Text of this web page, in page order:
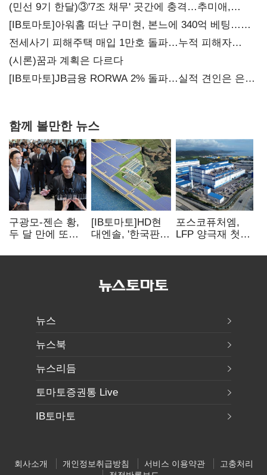
(민선 9기 한달)③'7조 채무' 곳간에 충격…추미애,
20년만에 '비상재정' 선언 승부수
[IB토마토]아워홈 떠난 구미현, 본느에 340억 베팅…
가족 지배체제 구축
전세사기 피해주택 매입 1만호 돌파…누적 피해자
4만278명
(시론)꿈과 계획은 다르다
[IB토마토]JB금융 RORWA 2% 돌파…실적 견인은 은행
함께 볼만한 뉴스
구광모-젠슨 황,
두 달 만에 또
등 논의
[IB토마토]HD현
대엔솔, '한국판
세액공제 선택이
포스코퓨처엠,
LFP 양극재 첫
ESS 시장 공략
뉴스
뉴스북
뉴스리듬
토마토증권통 Live
IB토마토
회사소개 개인정보취급방침 서비스 이용약관
고충처리